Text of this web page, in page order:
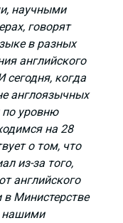
научными
говорят
в разных
английского
сегодня, когда
англоязычных
по уровню
на 28
о том, что
из-за того,
английского
Министерстве
нашими